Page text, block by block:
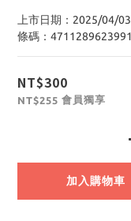
上市日期：2025/04/03
條碼：4711289623991
NT$300
NT$255 會員獨享
加入購物車